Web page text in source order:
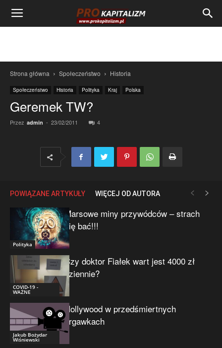
Strona główna Społeczeństwo Historia
Społeczeństwo Historia Polityka Kraj Polska
Geremek TW?
Przez admin - 23/02/2011 4
POWIĄZANE ARTYKUŁY WIĘCEJ OD AUTORA
Polityka
Marsowe miny przywódców – strach
się bać!!!
COVID-19 -
WAŻNE
Czy doktor Fiałek wart jest 4000 zł
dziennie?
Jakub Bożydar
Wiśniewski
Hollywood w przedśmiertnych
drgawkach